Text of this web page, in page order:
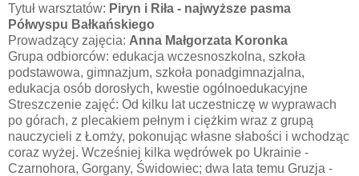
Tytuł warsztatów: Piryn i Riła - najwyższe pasma
Półwyspu Bałkańskiego
Prowadzący zajęcia: Anna Małgorzata Koronka
Grupa odbiorców: edukacja wczesnoszkolna, szkoła
podstawowa, gimnazjum, szkoła ponadgimnazjalna,
edukacja osób dorosłych, kwestie ogólnoedukacyjne
Streszczenie zajęć: Od kilku lat uczestniczę w wyprawach
po górach, z plecakiem pełnym i ciężkim wraz z grupą
nauczycieli z Łomży, pokonując własne słabości i wchodząc
coraz wyżej. Wcześniej kilka wędrówek po Ukrainie -
Czarnohora, Gorgany, Świdowiec; dwa lata temu Gruzja -